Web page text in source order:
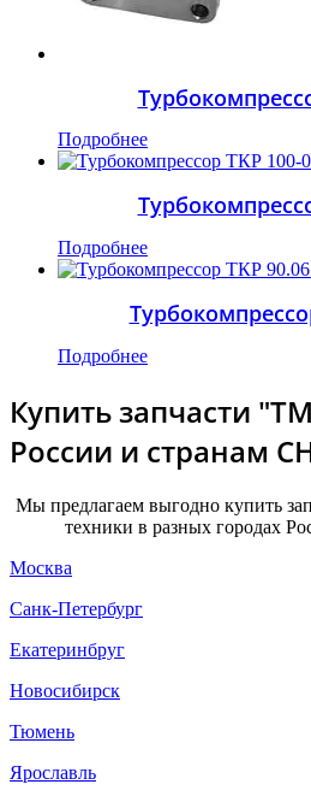
Подробнее
Подробнее
Подробнее
Купить запчасти
России и странам
Мы предлагаем выгодно купить
техники в разных городах
Москва
Санк-Петербург
Екатеринбруг
Новосибирск
Тюмень
Ярославль